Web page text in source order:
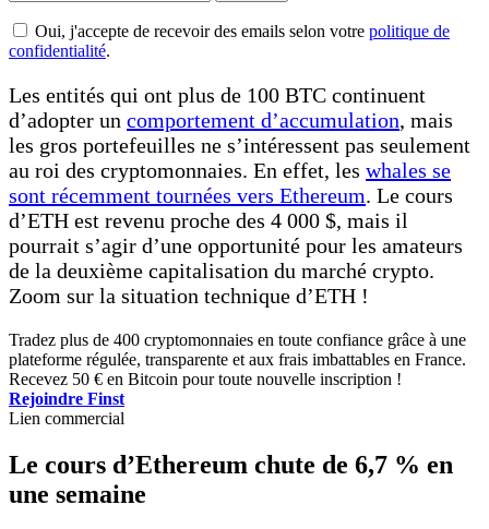
Oui, j'accepte de recevoir des emails selon votre politique de
confidentialité.
Les entités qui ont plus de 100 BTC continuent
d’adopter un comportement d’accumulation, mais
les gros portefeuilles ne s’intéressent pas seulement
au roi des cryptomonnaies. En effet, les whales se
sont récemment tournées vers Ethereum. Le cours
d’ETH est revenu proche des 4 000 $, mais il
pourrait s’agir d’une opportunité pour les amateurs
de la deuxième capitalisation du marché crypto.
Zoom sur la situation technique d’ETH !
Tradez plus de 400 cryptomonnaies en toute confiance grâce à une
plateforme régulée, transparente et aux frais imbattables en France.
Recevez 50 € en Bitcoin pour toute nouvelle inscription !
Rejoindre Finst
Lien commercial
Le cours d’Ethereum chute de 6,7 % en
une semaine